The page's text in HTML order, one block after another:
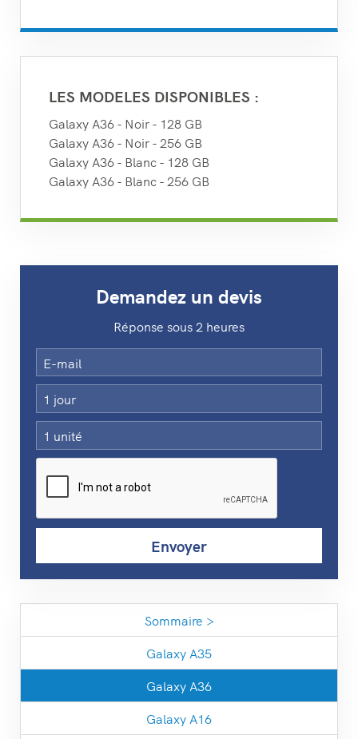
Sommaire >
Galaxy A35
Galaxy A36
Galaxy A16
LES MODELES DISPONIBLES :
Galaxy A36 - Noir - 128 GB
Galaxy A36 - Noir - 256 GB
Galaxy A36 - Blanc - 128 GB
Galaxy A36 - Blanc - 256 GB
Demandez un devis
Réponse sous 2 heures